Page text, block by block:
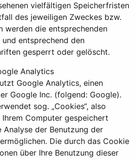
vielfältigen Speicherfristen
des jeweiligen Zweckes bzw.
werden die entsprechenden
entsprechend den
gesperrt oder gelöscht.
Analytics
Google Analytics, einen
Google Inc. (folgend: Google).
sog. „Cookies“, also
Computer gespeichert
Analyse der Benutzung der
Die durch das Cookie
über Ihre Benutzung dieser